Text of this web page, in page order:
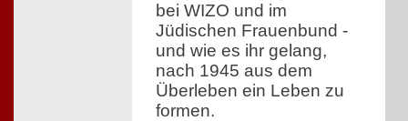
bei WIZO und im
Jüdischen Frauenbund -
und wie es ihr gelang,
nach 1945 aus dem
Überleben ein Leben zu
formen.